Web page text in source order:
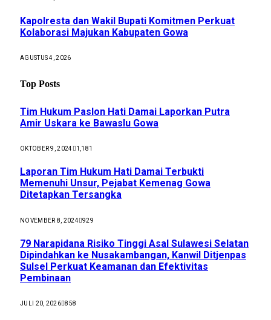
Kapolresta dan Wakil Bupati Komitmen Perkuat
Kolaborasi Majukan Kabupaten Gowa
AGUSTUS 4, 2026
Top Posts
Tim Hukum Paslon Hati Damai Laporkan Putra
Amir Uskara ke Bawaslu Gowa
OKTOBER 9, 2024 1,181
Laporan Tim Hukum Hati Damai Terbukti
Memenuhi Unsur, Pejabat Kemenag Gowa
Ditetapkan Tersangka
NOVEMBER 8, 2024 929
79 Narapidana Risiko Tinggi Asal Sulawesi Selatan
Dipindahkan ke Nusakambangan, Kanwil Ditjenpas
Sulsel Perkuat Keamanan dan Efektivitas
Pembinaan
JULI 20, 2026 858